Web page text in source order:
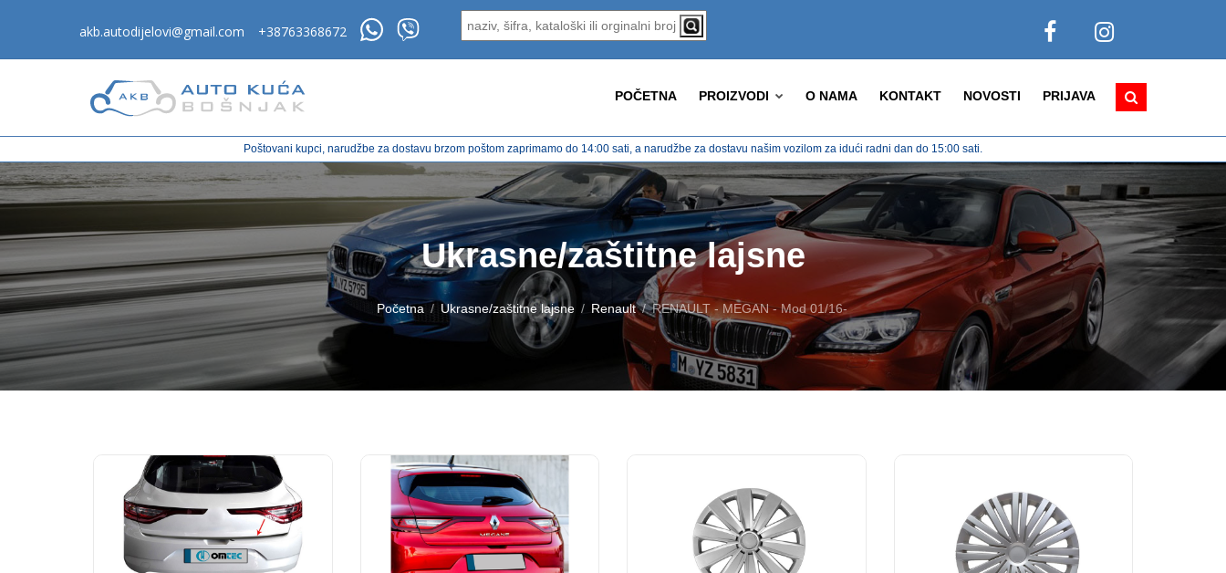
akb.autodijelovi@gmail.com +38763368672
POČETNA PROIZVODI O NAMA KONTAKT NOVOSTI PRIJAVA
Poštovani kupci, narudžbe za dostavu brzom poštom zaprimamo do 14:00 sati, a narudžbe za dostavu našim vozilom za idući radni dan do 15:00 sati.
Ukrasne/zaštitne lajsne
Početna Ukrasne/zaštitne lajsne Renault RENAULT - MEGAN - Mod 01/16-